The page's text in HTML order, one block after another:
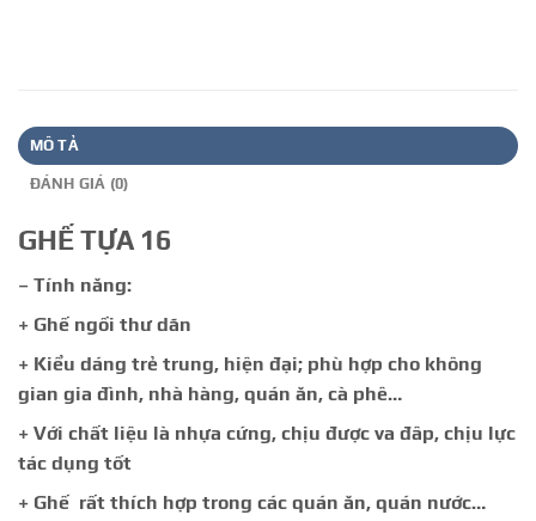
MÔ TẢ
ĐÁNH GIÁ (0)
GHẾ TỰA 16
– Tính năng:
+ Ghế ngồi thư dãn
+ Kiểu dáng trẻ trung, hiện đại; phù hợp cho không
gian gia đình, nhà hàng, quán ăn, cà phê…
+ Với chất liệu là nhựa cứng, chịu được va đâp, chịu lực
tác dụng tốt
+ Ghế rất thích hợp trong các quán ăn, quán nước…